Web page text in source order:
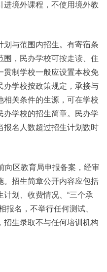
进境外课程，不使用境外教
与范围内招生。有寄宿条
围，民办学校可按走读、住
贯制学校一般应设置本校免
办学校按政策规定，承接与
相关条件的生源，可在学校
办学校的招生简章。民办学
报名人数超过招生计划数时
区教育局申报备案，经审
。招生简章公开内容应包括
划、收费情况、“三个承
报名，不举行任何测试、
招生录取不与任何培训机构